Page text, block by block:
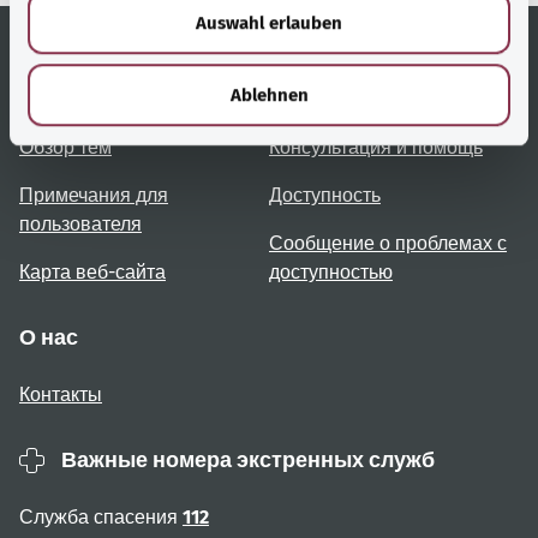
Auswahl erlauben
Ablehnen
Обзор тем
Примечания для
пользователя
Карта веб-сайта
Услуги
Консультация и помощь
Доступность
Сообщение о проблемах с
доступностью
О нас
Контакты
Важные номера экстренных служб
Служба спасения 112